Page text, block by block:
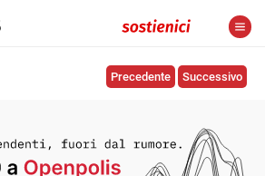
Precedente Successivo